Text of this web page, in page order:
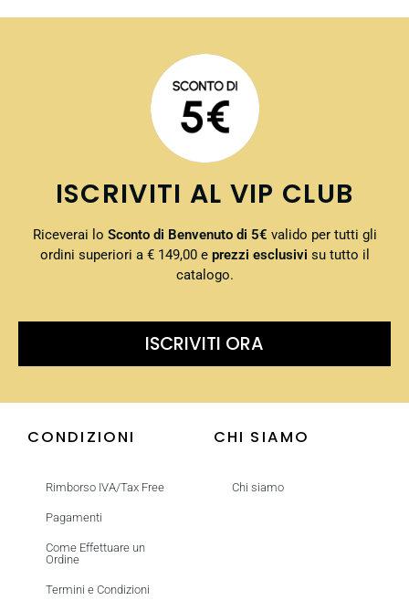
ISCRIVITI AL VIP CLUB
Riceverai lo Sconto di Benvenuto di 5€ valido per tutti gli
ordini superiori a € 149,00 e prezzi esclusivi su tutto il
catalogo.
ISCRIVITI ORA
CONDIZIONI
Rimborso IVA/Tax Free
Pagamenti
Come Effettuare un
Ordine
Termini e Condizioni
CHI SIAMO
Chi siamo